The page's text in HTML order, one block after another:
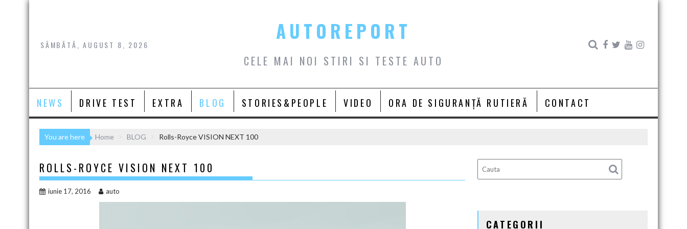
Skip
SÂMBĂTĂ, AUGUST 8, 2026
AUTOREPORT
CELE MAI NOI STIRI SI TESTE AUTO
NEWS DRIVE TEST EXTRA BLOG STORIES&PEOPLE VIDEO ORA DE SIGURANȚĂ RUTIERĂ CONTACT
You are here Home BLOG Rolls-Royce VISION NEXT 100
ROLLS-ROYCE VISION NEXT 100
iunie 17, 2016 auto
CATEGORII